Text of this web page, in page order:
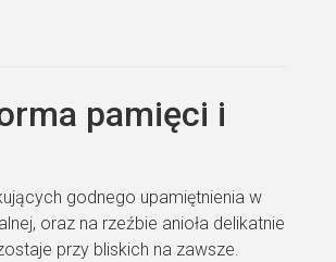
pamięci i
godnego upamiętnienia w
oraz na rzeźbie anioła delikatnie
przy bliskich na zawsze.